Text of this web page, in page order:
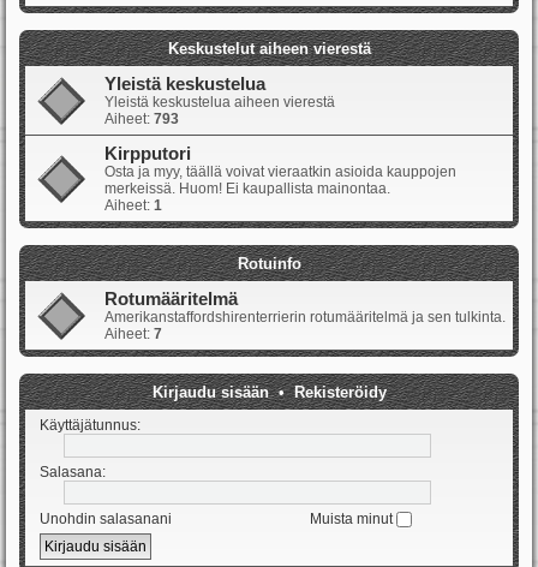
Keskustelut aiheen vierestä
Yleistä keskustelua
Yleistä keskustelua aiheen vierestä
Aiheet: 793
Kirpputori
Osta ja myy, täällä voivat vieraatkin asioida kauppojen
merkeissä. Huom! Ei kaupallista mainontaa.
Aiheet: 1
Rotuinfo
Rotumääritelmä
Amerikanstaffordshirenterrierin rotumääritelmä ja sen tulkinta.
Aiheet: 7
Kirjaudu sisään•Rekisteröidy
Käyttäjätunnus:
Salasana:
Unohdin salasanani Muista minut